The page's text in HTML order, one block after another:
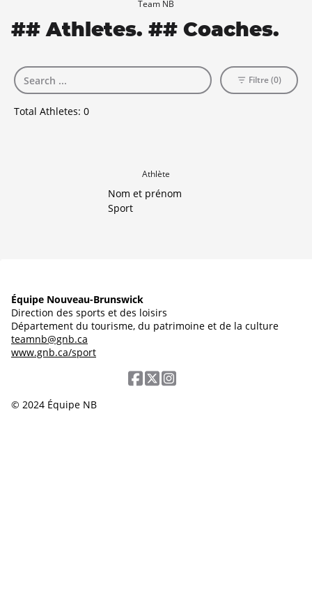
Team NB
## Athletes. ## Coaches.
Total Athletes: 0
Filtre (0)
Athlète
Nom et prénom
Sport
Équipe Nouveau-Brunswick
Direction des sports et des loisirs
Département du tourisme, du patrimoine et de la culture
teamnb@gnb.ca
www.gnb.ca/sport
© 2024 Équipe NB